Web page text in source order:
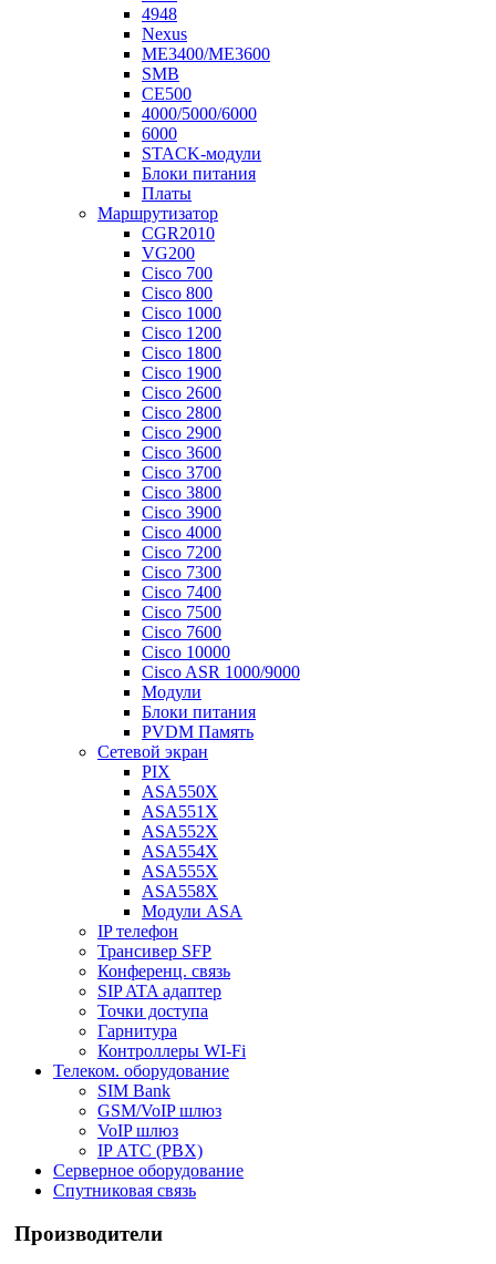
4948
Nexus
ME3400/ME3600
SMB
CE500
4000/5000/6000
6000
STACK-модули
Блоки питания
Платы
Маршрутизатор
CGR2010
VG200
Cisco 700
Cisco 800
Cisco 1000
Cisco 1200
Cisco 1800
Cisco 1900
Cisco 2600
Cisco 2800
Cisco 2900
Cisco 3600
Cisco 3700
Cisco 3800
Cisco 3900
Cisco 4000
Cisco 7200
Cisco 7300
Cisco 7400
Cisco 7500
Cisco 7600
Cisco 10000
Cisco ASR 1000/9000
Модули
Блоки питания
PVDM Память
Сетевой экран
PIX
ASA550X
ASA551X
ASA552X
ASA554X
ASA555X
ASA558X
Модули ASA
IP телефон
Трансивер SFP
Конференц. связь
SIP ATA адаптер
Точки доступа
Гарнитура
Контроллеры WI-Fi
Телеком. оборудование
SIM Bank
GSM/VoIP шлюз
VoIP шлюз
IP АТС (PBX)
Серверное оборудование
Спутниковая связь
Производители